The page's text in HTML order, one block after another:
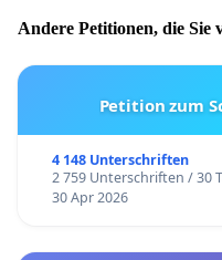
Andere Petitionen, die Sie
Petition zum
4 148 Unterschriften
2 759 Unterschriften / 30
30 Apr 2026